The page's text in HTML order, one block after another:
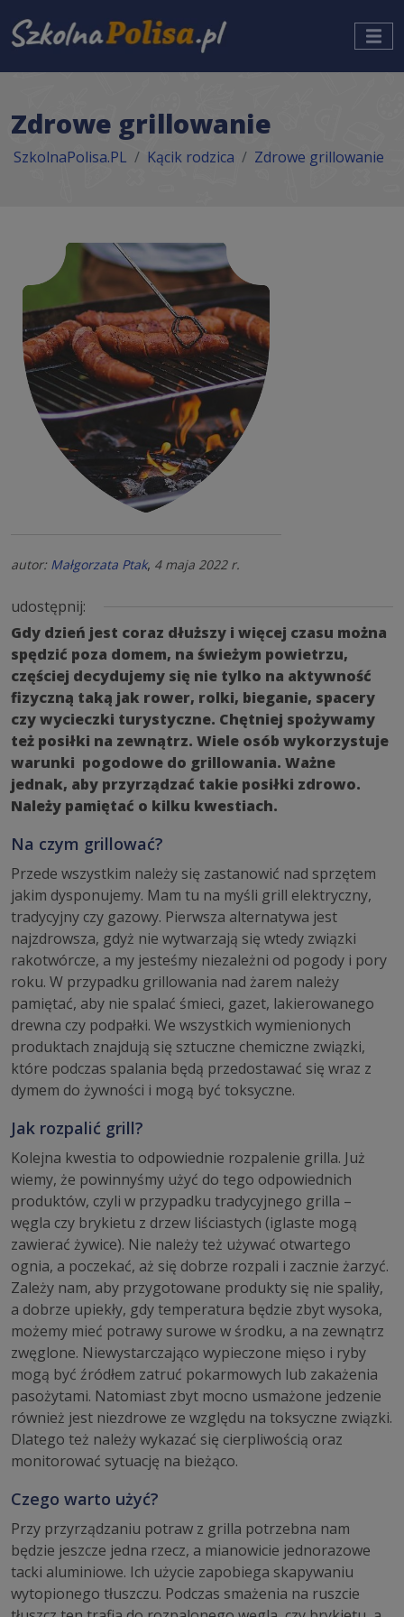
Zdrowe grillowanie
SzkolnaPolisa.PL Kącik rodzica Zdrowe grillowanie
autor: Małgorzata Ptak, 4 maja 2022 r.
udostępnij:
Gdy dzień jest coraz dłuższy i więcej czasu można
spędzić poza domem, na świeżym powietrzu,
częściej decydujemy się nie tylko na aktywność
fizyczną taką jak rower, rolki, bieganie, spacery
czy wycieczki turystyczne. Chętniej spożywamy
też posiłki na zewnątrz. Wiele osób wykorzystuje
warunki pogodowe do grillowania. Ważne
jednak, aby przyrządzać takie posiłki zdrowo.
Należy pamiętać o kilku kwestiach.
Na czym grillować?
Przede wszystkim należy się zastanowić nad sprzętem
jakim dysponujemy. Mam tu na myśli grill elektryczny,
tradycyjny czy gazowy. Pierwsza alternatywa jest
najzdrowsza, gdyż nie wytwarzają się wtedy związki
rakotwórcze, a my jesteśmy niezależni od pogody i pory
roku. W przypadku grillowania nad żarem należy
pamiętać, aby nie spalać śmieci, gazet, lakierowanego
drewna czy podpałki. We wszystkich wymienionych
produktach znajdują się sztuczne chemiczne związki,
które podczas spalania będą przedostawać się wraz z
dymem do żywności i mogą być toksyczne.
Jak rozpalić grill?
Kolejna kwestia to odpowiednie rozpalenie grilla. Już
wiemy, że powinnyśmy użyć do tego odpowiednich
produktów, czyli w przypadku tradycyjnego grilla –
węgla czy brykietu z drzew liściastych (iglaste mogą
zawierać żywice). Nie należy też używać otwartego
ognia, a poczekać, aż się dobrze rozpali i zacznie żarzyć.
Zależy nam, aby przygotowane produkty się nie spaliły,
a dobrze upiekły, gdy temperatura będzie zbyt wysoka,
możemy mieć potrawy surowe w środku, a na zewnątrz
zwęglone. Niewystarczająco wypieczone mięso i ryby
mogą być źródłem zatruć pokarmowych lub zakażenia
pasożytami. Natomiast zbyt mocno usmażone jedzenie
również jest niezdrowe ze względu na toksyczne związki.
Dlatego też należy wykazać się cierpliwością oraz
monitorować sytuację na bieżąco.
Czego warto użyć?
Przy przyrządzaniu potraw z grilla potrzebna nam
będzie jeszcze jedna rzecz, a mianowicie jednorazowe
tacki aluminiowe. Ich użycie zapobiega skapywaniu
wytopionego tłuszczu. Podczas smażenia na ruszcie